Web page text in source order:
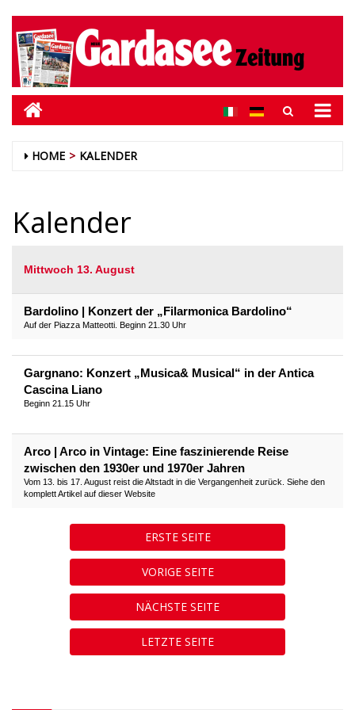
HOME KALENDER
Kalender
Mittwoch 13. August
Bardolino | Konzert der „Filarmonica Bardolino“
Auf der Piazza Matteotti. Beginn 21.30 Uhr
Gargnano: Konzert „Musica& Musical“ in der Antica
Cascina Liano
Beginn 21.15 Uhr
Arco | Arco in Vintage: Eine faszinierende Reise
zwischen den 1930er und 1970er Jahren
Vom 13. bis 17. August reist die Altstadt in die Vergangenheit zurück. Siehe den
komplett Artikel auf dieser Website
ERSTE SEITE
VORIGE SEITE
NÄCHSTE SEITE
LETZTE SEITE